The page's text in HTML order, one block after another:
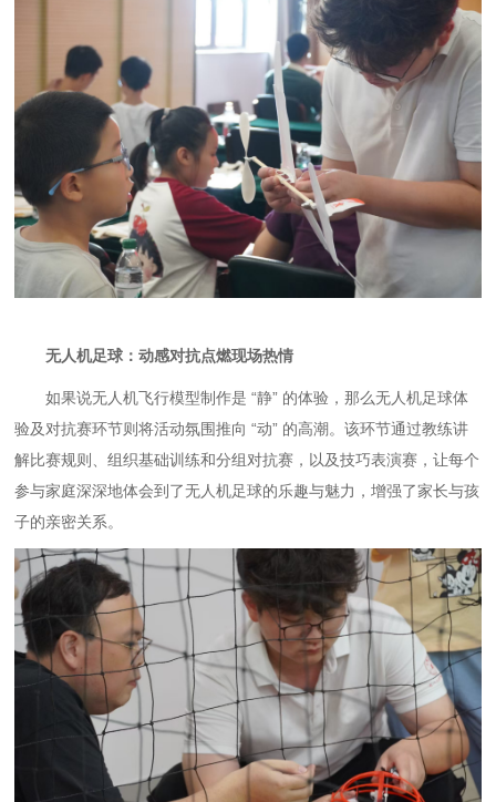
无人机足球：动感对抗点燃现场热情
如果说无人机飞行模型制作是 “静” 的体验，那么无人机足球体
验及对抗赛环节则将活动氛围推向 “动” 的高潮。该环节通过教练讲
解比赛规则、组织基础训练和分组对抗赛，以及技巧表演赛，让每个
参与家庭深深地体会到了无人机足球的乐趣与魅力，增强了家长与孩
子的亲密关系。